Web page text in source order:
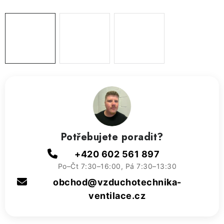
VÝPRODEJ
Potřebujete poradit?
+420 602 561 897
Po–Čt 7:30–16:00, Pá 7:30–13:30
obchod@vzduchotechnika-
ventilace.cz